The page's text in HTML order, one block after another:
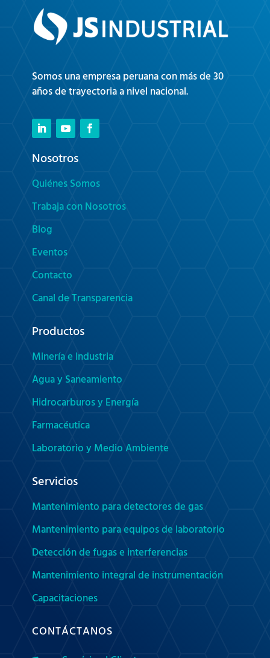
Somos una empresa peruana con más de 30
años de trayectoria a nivel nacional.
Nosotros
Quiénes Somos
Trabaja con Nosotros
Blog
Eventos
Contacto
Canal de Transparencia
Productos
Minería e Industria
Agua y Saneamiento
Hidrocarburos y Energía
Farmacéutica
Laboratorio y Medio Ambiente
Servicios
Mantenimiento para detectores de gas
Mantenimiento para equipos de laboratorio
Detección de fugas e interferencias
Mantenimiento integral de instrumentación
Capacitaciones
CONTÁCTANOS